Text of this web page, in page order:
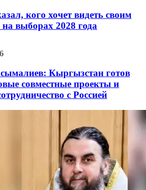
кого хочет видеть своим
выборах 2028 года
Кыргызстан готов
совместные проекты и
с Россией